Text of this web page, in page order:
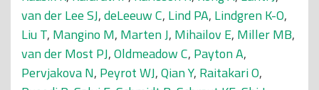
van der Lee SJ,deLeeuw C, Lind PA, Lindgren K-O,
Liu T, Mangino M, Marten J, Mihailov E, Miller MB,
van der Most PJ,Oldmeadow C, Payton A,
Pervjakova N, Peyrot WJ,Qian Y, Raitakari O,